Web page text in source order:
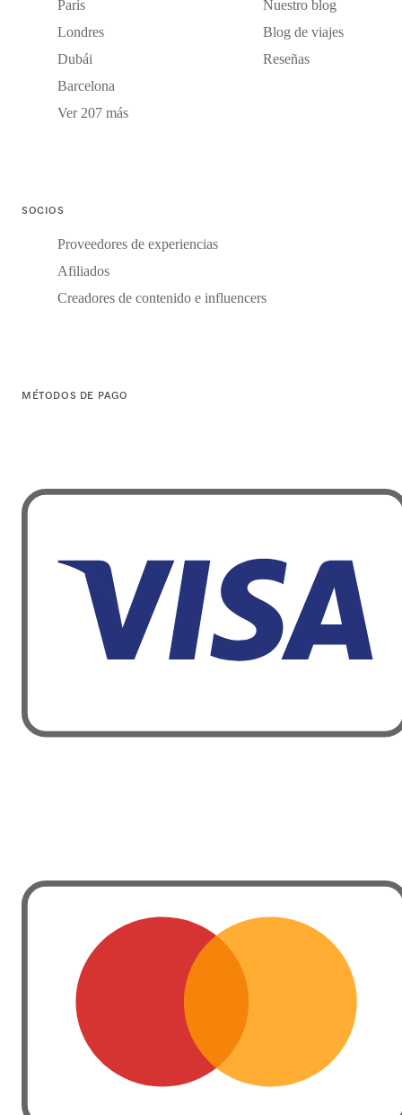
París
Londres
Dubái
Barcelona
Ver 207 más
Nuestro blog
Blog de viajes
Reseñas
SOCIOS
Proveedores de experiencias
Afiliados
Creadores de contenido e influencers
MÉTODOS DE PAGO